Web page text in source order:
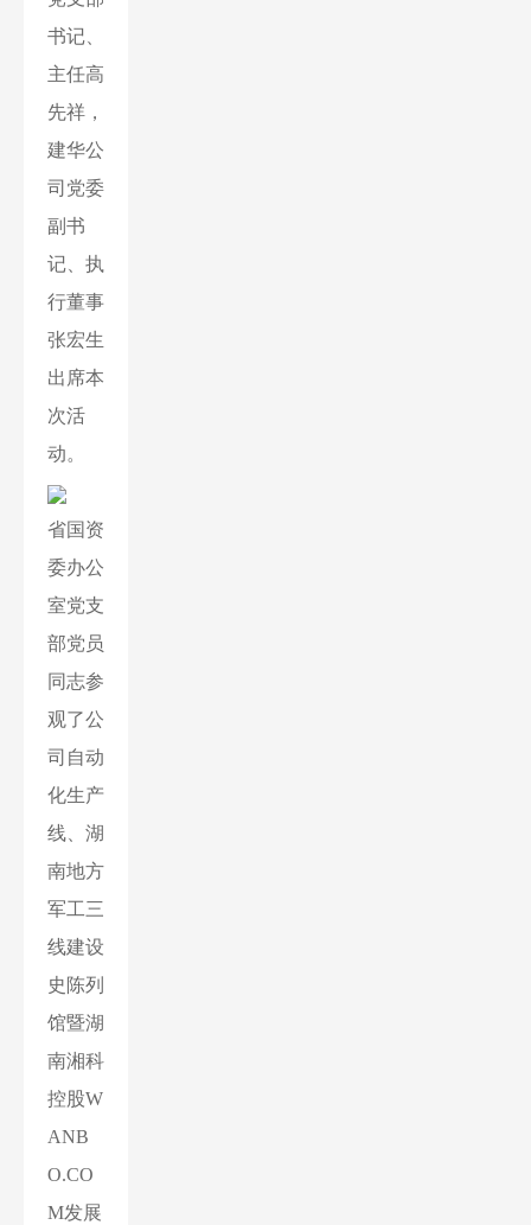
书记、
主任高
先祥，
建华公
司党委
副书
记、执
行董事
张宏生
出席本
次活
动。
省国资
委办公
室党支
部党员
同志参
观了公
司自动
化生产
线、湖
南地方
军工三
线建设
史陈列
馆暨湖
南湘科
控股W
ANB
O.CO
M发展